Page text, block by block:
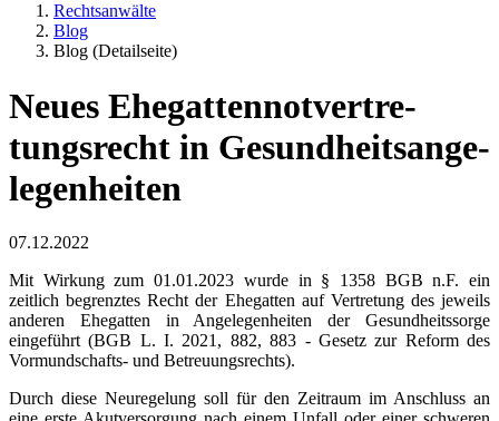
Rechts­anwälte
Blog
Blog (Detailseite)
Neues Ehegat­ten­not­ver­tre­
tungsrecht in Gesund­heits­an­ge­
le­gen­heiten
07.12.2022
Mit Wirkung zum 01.01.2023 wurde in § 1358 BGB n.F. ein
zeitlich begrenztes Recht der Ehegatten auf Vertretung des jeweils
anderen Ehegatten in Angele­gen­heiten der Gesund­heitssorge
eingeführt (BGB L. I. 2021, 882, 883 - Gesetz zur Reform des
Vormund­schafts- und Betreu­ungs­rechts).
Durch diese Neuregelung soll für den Zeitraum im Anschluss an